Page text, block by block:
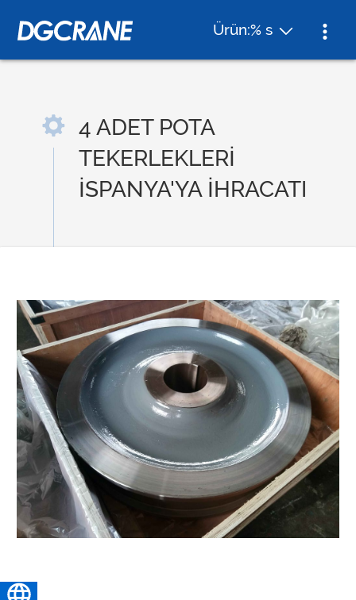
Ürün:% s
4 ADET POTA
TEKERLEKLERİ
İSPANYA'YA İHRACATI
Türkçe